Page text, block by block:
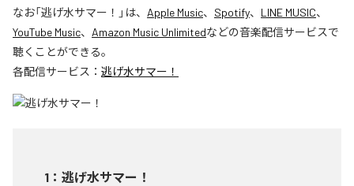
なお「逃げ水サマー！ 」は、 Apple Music、 Spotify、 LINE MUSIC、
YouTube Music、 Amazon Music Unlimitedなどの音楽配信サービスで
聴くことができる。
各配信サービス： 逃げ水サマー！
1 ： 逃げ水サマー！